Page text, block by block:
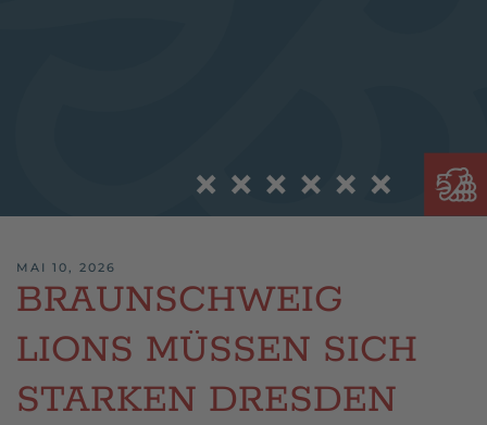
MAI 10, 2026
BRAUNSCHWEIG
LIONS MÜSSEN SICH
STARKEN DRESDEN